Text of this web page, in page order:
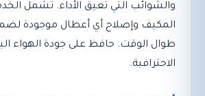
والشوائب التي تعيق الأداء. تشمل
المكيف وإصلاح أي أعطال موجودة
طوال الوقت. حافظ على جودة الهواء
الاحترافية.